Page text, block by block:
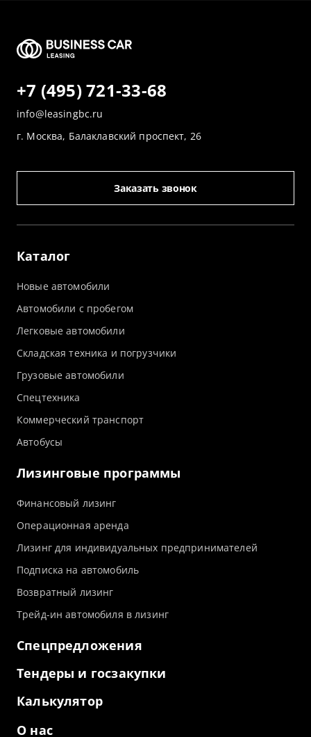
Каталог
Новые автомобили
Автомобили с пробегом
Легковые автомобили
Складская техника и погрузчики
Грузовые автомобили
Спецтехника
Коммерческий транспорт
Автобусы
Лизинговые программы
Финансовый лизинг
Операционная аренда
Лизинг для индивидуальных предпринимателей
Подписка на автомобиль
Возвратный лизинг
Трейд-ин автомобиля в лизинг
Спецпредложения
Тендеры и госзакупки
Калькулятор
О нас
+7 (495) 721-33-68
info@leasingbc.ru
г. Москва, Балаклавский проспект, 26
Заказать звонок